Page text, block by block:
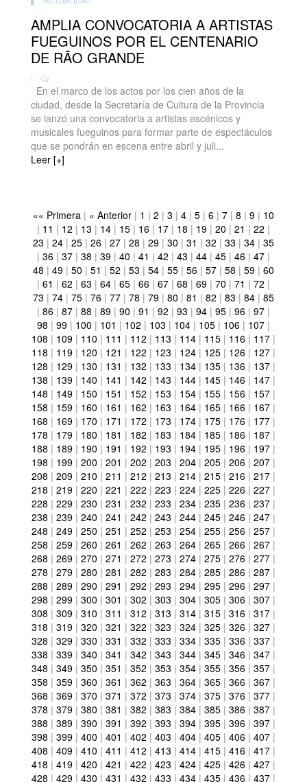
AMPLIA CONVOCATORIA A ARTISTAS
FUEGUINOS POR EL CENTENARIO
DE RÃO GRANDE
| -
En el marco de los actos por los cien años de la
ciudad, desde la Secretaría de Cultura de la Provincia
se lanzó una convocatoria a artistas escénicos y
musicales fueguinos para formar parte de espectáculos
que se pondrán en escena entre abril y juli...
Leer [+]
«« Primera | « Anterior | 1 | 2 | 3 | 4 | 5 | 6 | 7 | 8 | 9 | 10
| 11 | 12 | 13 | 14 | 15 | 16 | 17 | 18 | 19 | 20 | 21 | 22 |
23 | 24 | 25 | 26 | 27 | 28 | 29 | 30 | 31 | 32 | 33 | 34 | 35
| 36 | 37 | 38 | 39 | 40 | 41 | 42 | 43 | 44 | 45 | 46 | 47 |
48 | 49 | 50 | 51 | 52 | 53 | 54 | 55 | 56 | 57 | 58 | 59 | 60
| 61 | 62 | 63 | 64 | 65 | 66 | 67 | 68 | 69 | 70 | 71 | 72 |
73 | 74 | 75 | 76 | 77 | 78 | 79 | 80 | 81 | 82 | 83 | 84 | 85
| 86 | 87 | 88 | 89 | 90 | 91 | 92 | 93 | 94 | 95 | 96 | 97 |
98 | 99 | 100 | 101 | 102 | 103 | 104 | 105 | 106 | 107 |
108 | 109 | 110 | 111 | 112 | 113 | 114 | 115 | 116 | 117 |
118 | 119 | 120 | 121 | 122 | 123 | 124 | 125 | 126 | 127 |
128 | 129 | 130 | 131 | 132 | 133 | 134 | 135 | 136 | 137 |
138 | 139 | 140 | 141 | 142 | 143 | 144 | 145 | 146 | 147 |
148 | 149 | 150 | 151 | 152 | 153 | 154 | 155 | 156 | 157 |
158 | 159 | 160 | 161 | 162 | 163 | 164 | 165 | 166 | 167 |
168 | 169 | 170 | 171 | 172 | 173 | 174 | 175 | 176 | 177 |
178 | 179 | 180 | 181 | 182 | 183 | 184 | 185 | 186 | 187 |
188 | 189 | 190 | 191 | 192 | 193 | 194 | 195 | 196 | 197 |
198 | 199 | 200 | 201 | 202 | 203 | 204 | 205 | 206 | 207 |
208 | 209 | 210 | 211 | 212 | 213 | 214 | 215 | 216 | 217 |
218 | 219 | 220 | 221 | 222 | 223 | 224 | 225 | 226 | 227 |
228 | 229 | 230 | 231 | 232 | 233 | 234 | 235 | 236 | 237 |
238 | 239 | 240 | 241 | 242 | 243 | 244 | 245 | 246 | 247 |
248 | 249 | 250 | 251 | 252 | 253 | 254 | 255 | 256 | 257 |
258 | 259 | 260 | 261 | 262 | 263 | 264 | 265 | 266 | 267 |
268 | 269 | 270 | 271 | 272 | 273 | 274 | 275 | 276 | 277 |
278 | 279 | 280 | 281 | 282 | 283 | 284 | 285 | 286 | 287 |
288 | 289 | 290 | 291 | 292 | 293 | 294 | 295 | 296 | 297 |
298 | 299 | 300 | 301 | 302 | 303 | 304 | 305 | 306 | 307 |
308 | 309 | 310 | 311 | 312 | 313 | 314 | 315 | 316 | 317 |
318 | 319 | 320 | 321 | 322 | 323 | 324 | 325 | 326 | 327 |
328 | 329 | 330 | 331 | 332 | 333 | 334 | 335 | 336 | 337 |
338 | 339 | 340 | 341 | 342 | 343 | 344 | 345 | 346 | 347 |
348 | 349 | 350 | 351 | 352 | 353 | 354 | 355 | 356 | 357 |
358 | 359 | 360 | 361 | 362 | 363 | 364 | 365 | 366 | 367 |
368 | 369 | 370 | 371 | 372 | 373 | 374 | 375 | 376 | 377 |
378 | 379 | 380 | 381 | 382 | 383 | 384 | 385 | 386 | 387 |
388 | 389 | 390 | 391 | 392 | 393 | 394 | 395 | 396 | 397 |
398 | 399 | 400 | 401 | 402 | 403 | 404 | 405 | 406 | 407 |
408 | 409 | 410 | 411 | 412 | 413 | 414 | 415 | 416 | 417 |
418 | 419 | 420 | 421 | 422 | 423 | 424 | 425 | 426 | 427 |
428 | 429 | 430 | 431 | 432 | 433 | 434 | 435 | 436 | 437 |